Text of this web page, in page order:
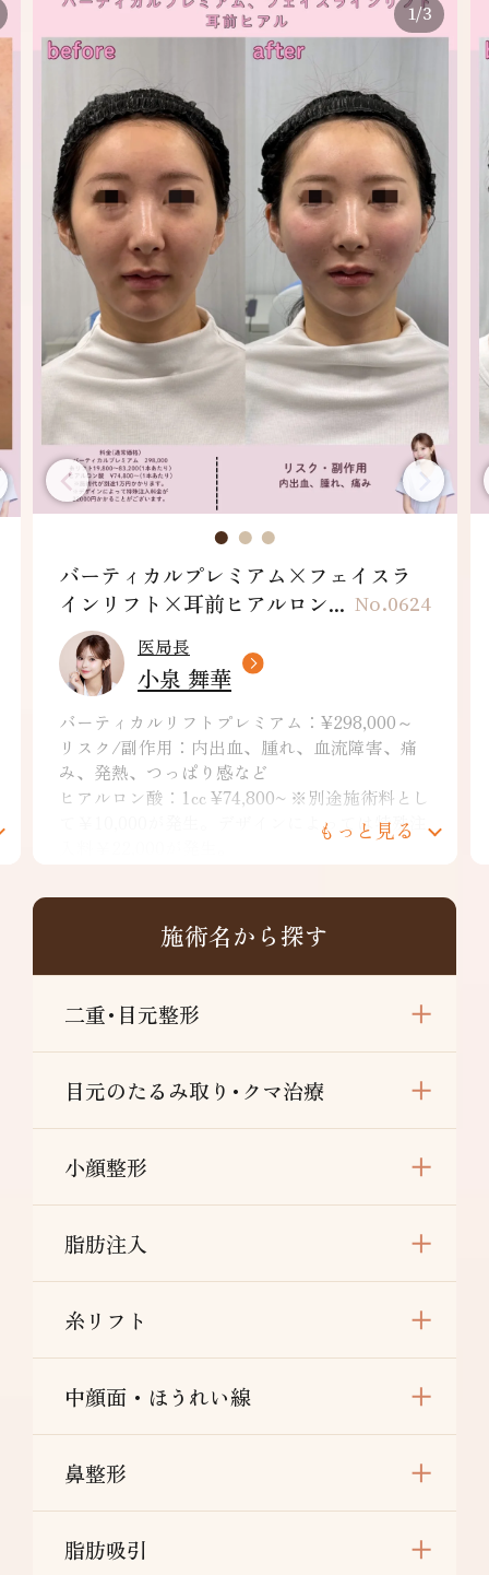
1/3
バーティカルプレミアム×フェイスラ
インリフト×耳前ヒアルロン... No.0624
医局長
小泉 舞華
バーティカルリフトプレミアム：¥298,000～
リスク/副作用：内出血、腫れ、血流障害、痛
み、発熱、つっぱり感など
ヒアルロン酸：1cc ¥74,800~ ※別途施術料とし
て￥10,000が発生。デザインによっては特殊注
赤、熱感、つっぱり感、色素沈着、腫れ、硬
結、拘縮、知覚鈍麻などを生じることがありま
もっと見る
施術名から探す
二重･目元整形
目元のたるみ取り･クマ治療
小顔整形
脂肪注入
糸リフト
中顔面・ほうれい線
鼻整形
脂肪吸引